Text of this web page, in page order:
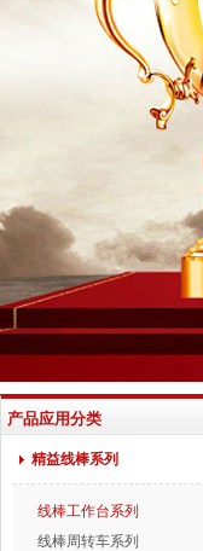
产品应用分类
精益线棒系列
线棒工作台系列
线棒周转车系列